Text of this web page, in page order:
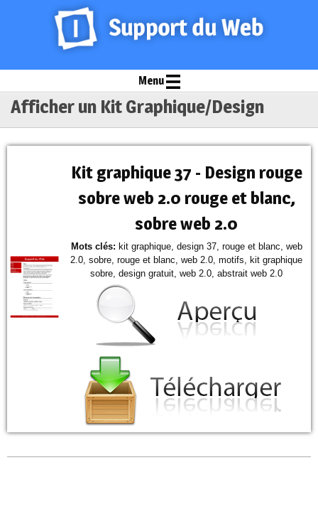
Menu
Afficher un Kit Graphique/Design
Kit graphique 37 - Design rouge
sobre web 2.0 rouge et blanc,
sobre web 2.0
Mots clés: kit graphique, design 37, rouge et blanc, web
2.0, sobre, rouge et blanc, web 2.0, motifs, kit graphique
sobre, design gratuit, web 2.0, abstrait web 2.0